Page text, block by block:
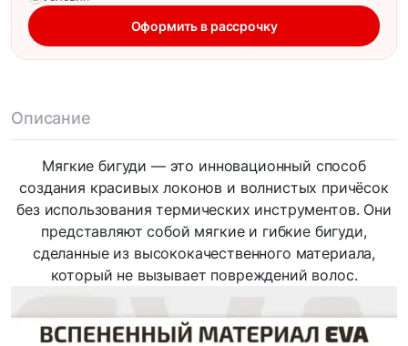
Оформить в рассрочку
Описание
Мягкие бигуди — это инновационный способ
создания красивых локонов и волнистых причёсок
без использования термических инструментов. Они
представляют собой мягкие и гибкие бигуди,
сделанные из высококачественного материала,
который не вызывает повреждений волос.